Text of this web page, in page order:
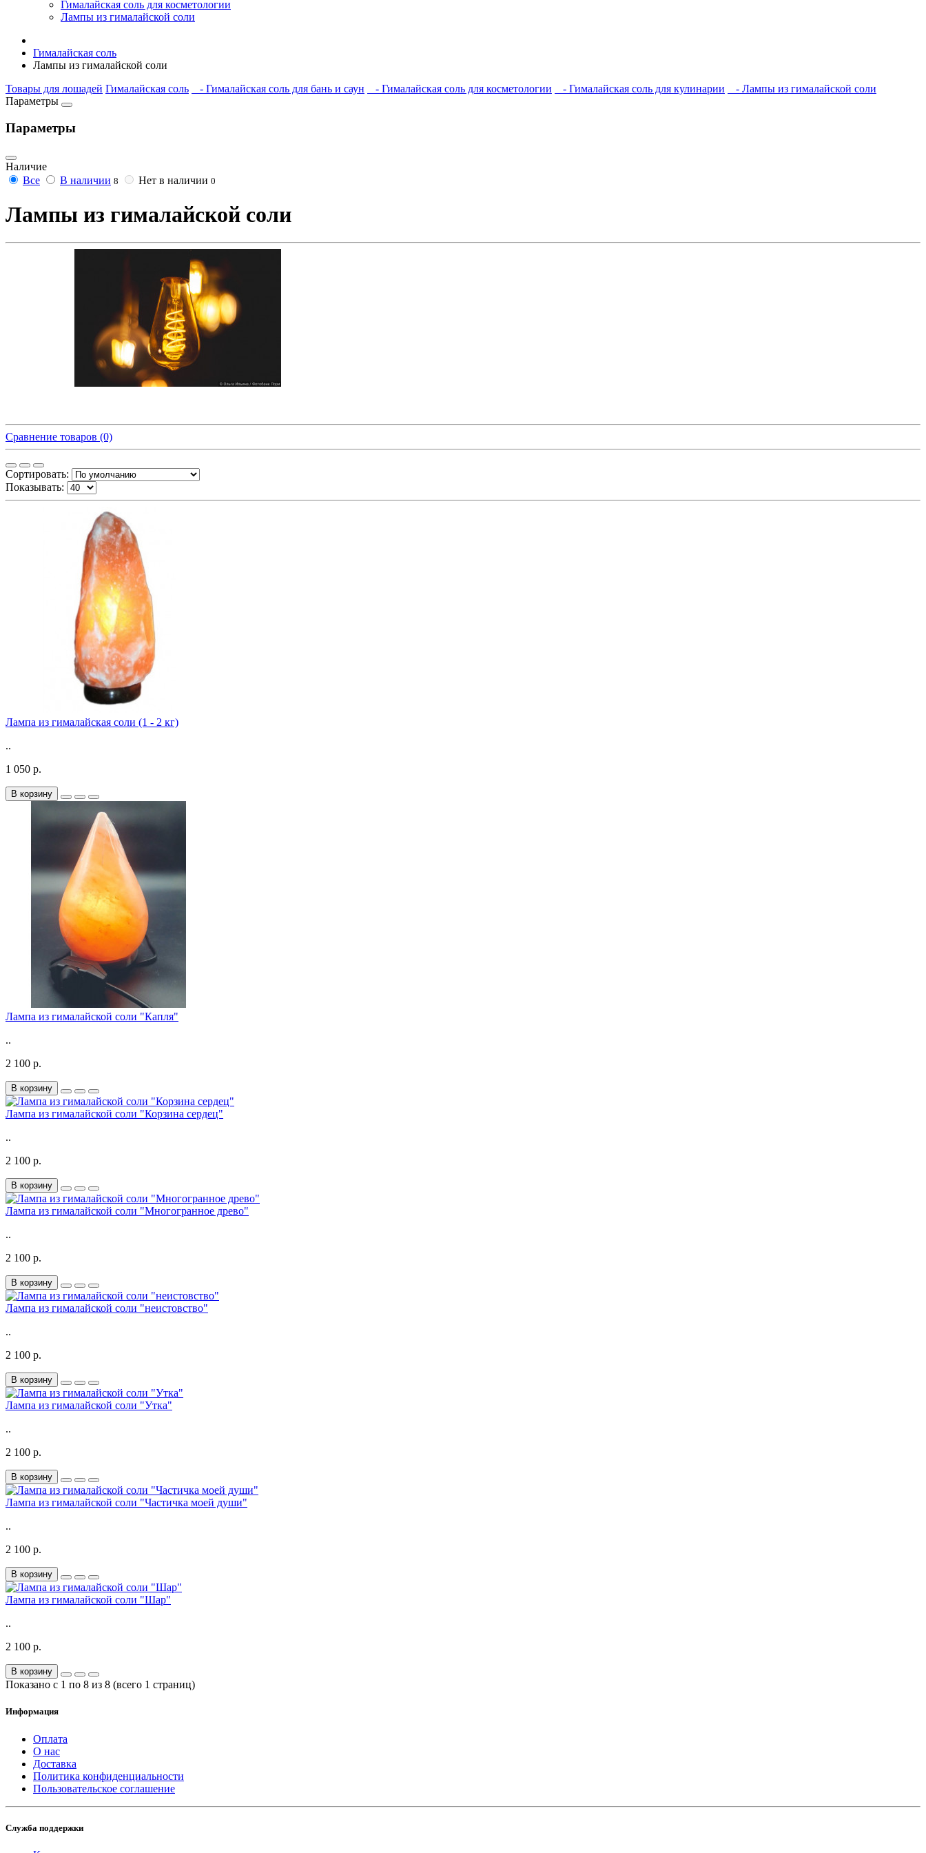
Гималайская соль для косметологии
Лампы из гималайской соли
Гималайская соль
Лампы из гималайской соли
Товары для лошадей Гималайская соль - Гималайская соль для бань и саун - Гималайская соль для косметологии - Гималайская соль для кулинарии
- Лампы из гималайской соли
Параметры
Параметры
Наличие
Все
В наличии 8 Нет в наличии 0
Лампы из гималайской соли
Сравнение товаров (0)
Сортировать:
Показывать:
Лампа из гималайская соли (1 - 2 кг)
..
1 050 р.
В корзину
Лампа из гималайской соли "Капля"
..
2 100 р.
В корзину
Лампа из гималайской соли "Корзина сердец"
..
2 100 р.
В корзину
Лампа из гималайской соли "Многогранное древо"
..
2 100 р.
В корзину
Лампа из гималайской соли "неистовство"
..
2 100 р.
В корзину
Лампа из гималайской соли "Утка"
..
2 100 р.
В корзину
Лампа из гималайской соли "Частичка моей души"
..
2 100 р.
В корзину
Лампа из гималайской соли "Шар"
..
2 100 р.
В корзину
Показано с 1 по 8 из 8 (всего 1 страниц)
Информация
Оплата
О нас
Доставка
Политика конфиденциальности
Пользовательское соглашение
Служба поддержки